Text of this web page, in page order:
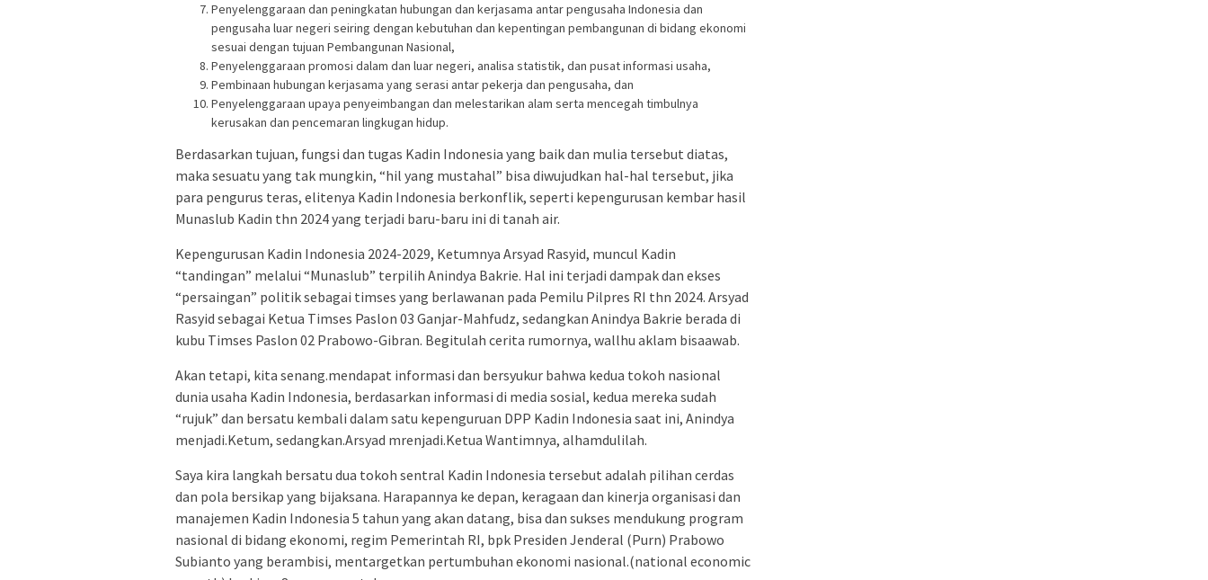
Penyelenggaraan dan peningkatan hubungan dan kerjasama antar pengusaha Indonesia dan
pengusaha luar negeri seiring dengan kebutuhan dan kepentingan pembangunan di bidang ekonomi
sesuai dengan tujuan Pembangunan Nasional,
Penyelenggaraan promosi dalam dan luar negeri, analisa statistik, dan pusat informasi usaha,
Pembinaan hubungan kerjasama yang serasi antar pekerja dan pengusaha, dan
Penyelenggaraan upaya penyeimbangan dan melestarikan alam serta mencegah timbulnya
kerusakan dan pencemaran lingkugan hidup.
Berdasarkan tujuan, fungsi dan tugas Kadin Indonesia yang baik dan mulia tersebut diatas,
maka sesuatu yang tak mungkin, “hil yang mustahal” bisa diwujudkan hal-hal tersebut, jika
para pengurus teras, elitenya Kadin Indonesia berkonflik, seperti kepengurusan kembar hasil
Munaslub Kadin thn 2024 yang terjadi baru-baru ini di tanah air.
Kepengurusan Kadin Indonesia 2024-2029, Ketumnya Arsyad Rasyid, muncul Kadin
“tandingan” melalui “Munaslub” terpilih Anindya Bakrie. Hal ini terjadi dampak dan ekses
“persaingan” politik sebagai timses yang berlawanan pada Pemilu Pilpres RI thn 2024. Arsyad
Rasyid sebagai Ketua Timses Paslon 03 Ganjar-Mahfudz, sedangkan Anindya Bakrie berada di
kubu Timses Paslon 02 Prabowo-Gibran. Begitulah cerita rumornya, wallhu aklam bisaawab.
Akan tetapi, kita senang.mendapat informasi dan bersyukur bahwa kedua tokoh nasional
dunia usaha Kadin Indonesia, berdasarkan informasi di media sosial, kedua mereka sudah
“rujuk” dan bersatu kembali dalam satu kepenguruan DPP Kadin Indonesia saat ini, Anindya
menjadi.Ketum, sedangkan.Arsyad mrenjadi.Ketua Wantimnya, alhamdulilah.
Saya kira langkah bersatu dua tokoh sentral Kadin Indonesia tersebut adalah pilihan cerdas
dan pola bersikap yang bijaksana. Harapannya ke depan, keragaan dan kinerja organisasi dan
manajemen Kadin Indonesia 5 tahun yang akan datang, bisa dan sukses mendukung program
nasional di bidang ekonomi, regim Pemerintah RI, bpk Presiden Jenderal (Purn) Prabowo
Subianto yang berambisi, mentargetkan pertumbuhan ekonomi nasional.(national economic